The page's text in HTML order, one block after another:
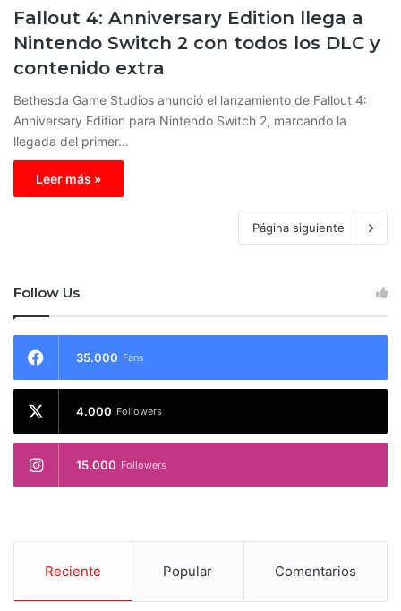
Fallout 4: Anniversary Edition llega a
Nintendo Switch 2 con todos los DLC y
contenido extra
Bethesda Game Studios anunció el lanzamiento de Fallout 4:
Anniversary Edition para Nintendo Switch 2, marcando la
llegada del primer…
Leer más »
Página siguiente
Follow Us
35.000 Fans
4.000 Followers
15.000 Followers
Reciente Popular Comentarios